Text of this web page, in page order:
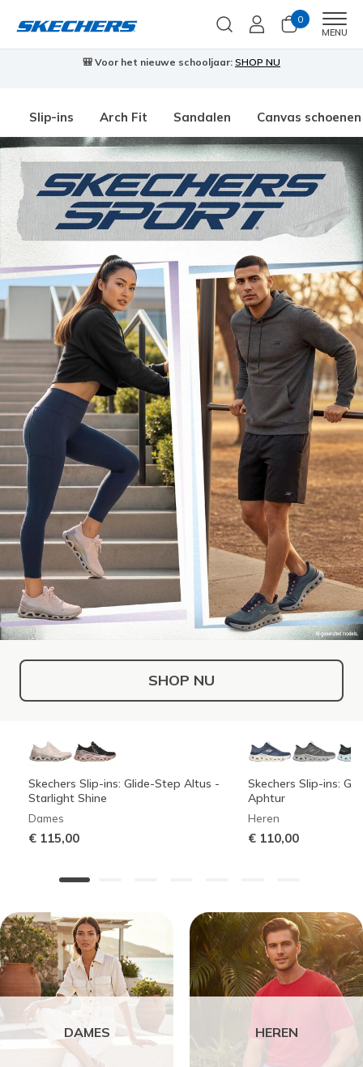
0
MENU
🎒 Voor het nieuwe schooljaar: SHOP NU
Slip-ins Arch Fit Sandalen Canvas schoenen
SHOP NU
Skechers Slip-ins: Glide-Step Altus -
Starlight Shine
Dames
€ 115,00
Skechers Slip-ins:
Aphtur
Heren
€ 110,00
DAMES HEREN